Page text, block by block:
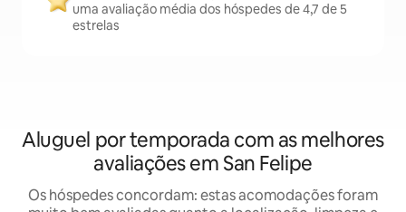
uma avaliação média dos hóspedes de 4,7 de 5
estrelas
Aluguel por temporada com as melhores
avaliações em San Felipe
Os hóspedes concordam: estas acomodações foram